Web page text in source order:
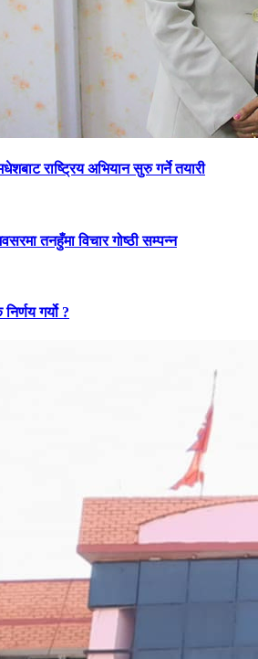
राष्ट्रिय अभियान सुरु गर्ने तयारी
तनहुँमा विचार गोष्ठी सम्पन्न
गर्यो ?